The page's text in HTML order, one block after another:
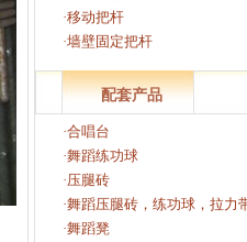
·移动把杆
·墙壁固定把杆
配套产品
·合唱台
·舞蹈练功球
·压腿砖
·舞蹈压腿砖，练功球，拉力
·舞蹈凳